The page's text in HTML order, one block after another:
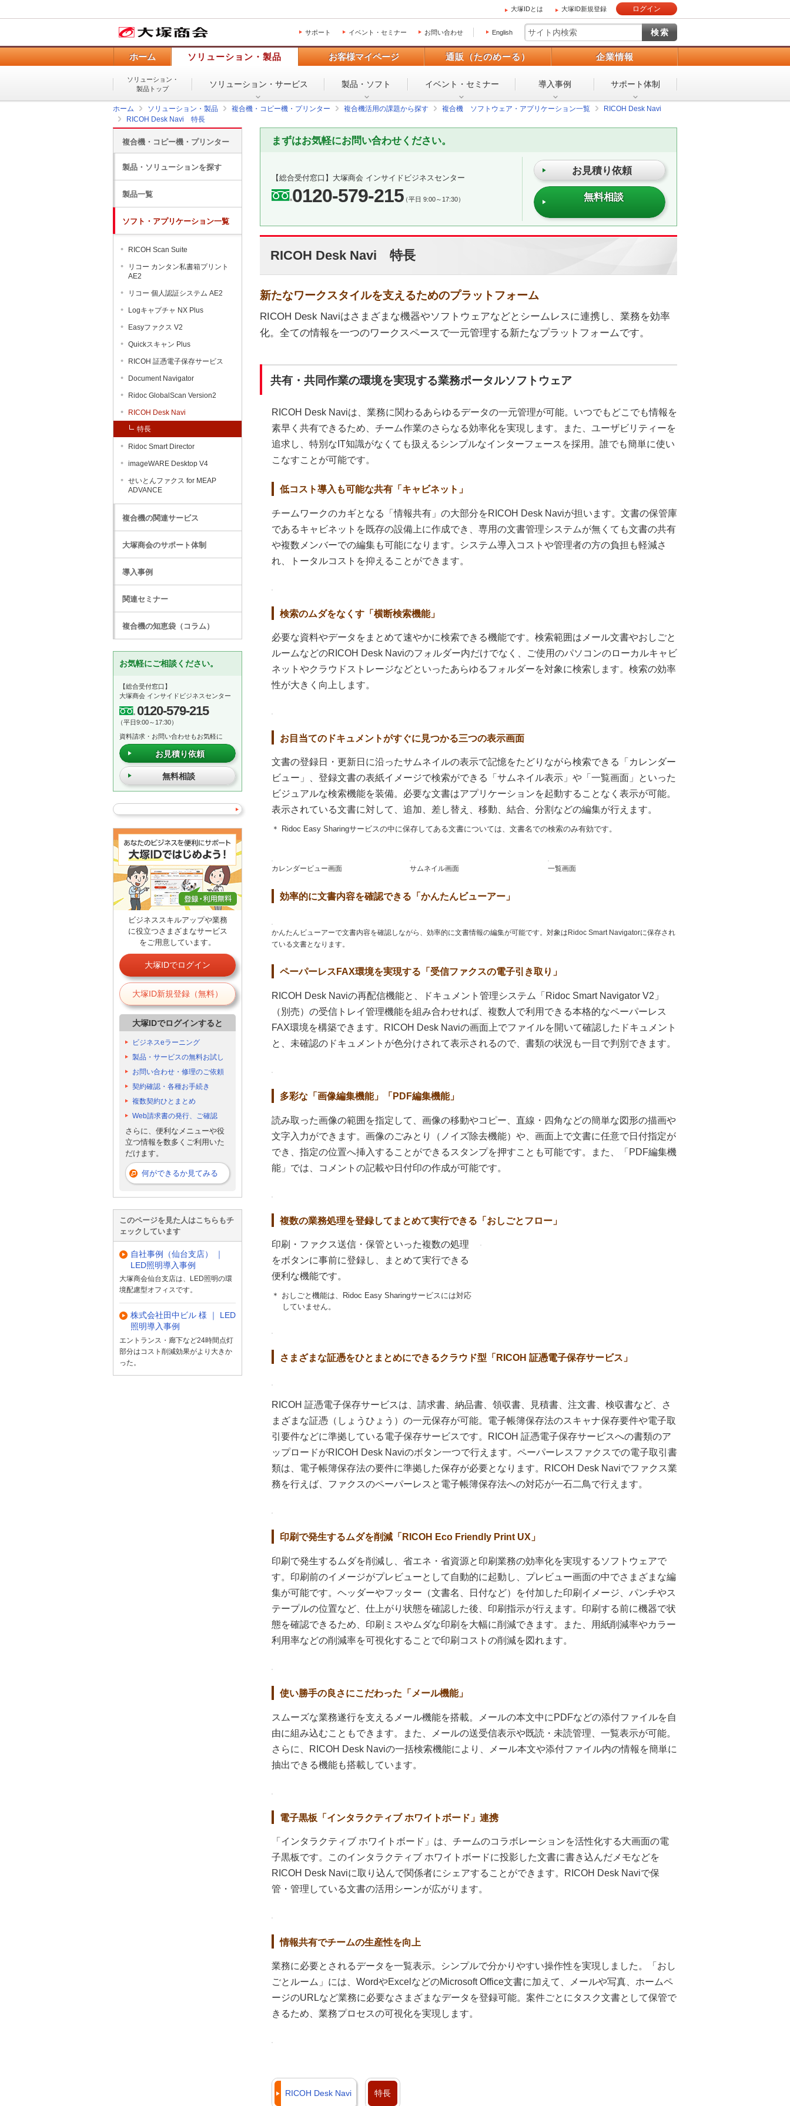
大塚IDとは 大塚ID新規登録 ログイン
サポート イベント・セミナー お問い合わせ English
ホーム ソリューション・製品 お客様マイページ 通販（たのめーる） 企業情報
ソリューション・
製品トップ
ソリューション・ サービス 製品・ソフト イベント・ セミナー 導入事例 サポート体制
ホーム ソリューション・製品 複合機・コピー機・プリンター 複合機活用の課題から探す 複合機 ソフトウェア・アプリケーション一覧
RICOH Desk Navi
RICOH Desk Navi 特長
まずはお気軽にお問い合わせください。
【総合受付窓口】 大塚商会 インサイドビジネスセンター
0120-579-215（平日 9:00～17:30）
お見積り依頼
無料相談
RICOH Desk Navi 特長
新たなワークスタイルを支えるためのプラットフォーム
RICOH Desk Naviはさまざまな機器やソフトウェアなどとシームレスに連携し、業務を効率
化。全ての情報を一つのワークスペースで一元管理する新たなプラットフォームです。
共有・共同作業の環境を実現する業務ポータルソフトウェア
RICOH Desk Naviは、業務に関わるあらゆるデータの一元管理が可能。いつでもどこでも情報を
素早く共有できるため、チーム作業のさらなる効率化を実現します。また、ユーザビリティーを
追求し、特別なIT知識がなくても扱えるシンプルなインターフェースを採用。誰でも簡単に使い
こなすことが可能です。
低コスト導入も可能な共有「キャビネット」
チームワークのカギとなる「情報共有」の大部分をRICOH Desk Naviが担います。文書の保管庫
であるキャビネットを既存の設備上に作成でき、専用の文書管理システムが無くても文書の共有
や複数メンバーでの編集も可能になります。システム導入コストや管理者の方の負担も軽減さ
れ、トータルコストを抑えることができます。
検索のムダをなくす「横断検索機能」
必要な資料やデータをまとめて速やかに検索できる機能です。検索範囲はメール文書やおしごと
ルームなどのRICOH Desk Naviのフォルダー内だけでなく、ご使用のパソコンのローカルキャビ
ネットやクラウドストレージなどといったあらゆるフォルダーを対象に検索します。検索の効率
性が大きく向上します。
お目当てのドキュメントがすぐに見つかる三つの表示画面
文書の登録日・更新日に沿ったサムネイルの表示で記憶をたどりながら検索できる「カレンダー
ビュー」、登録文書の表紙イメージで検索ができる「サムネイル表示」や「一覧画面」といった
ビジュアルな検索機能を装備。必要な文書はアプリケーションを起動することなく表示が可能。
表示されている文書に対して、追加、差し替え、移動、結合、分割などの編集が行えます。
＊ Ridoc Easy Sharingサービスの中に保存してある文書については、文書名での検索のみ有効です。
カレンダービュー画面 サムネイル画面 一覧画面
効率的に文書内容を確認できる「かんたんビューアー」
かんたんビューアーで文書内容を確認しながら、効率的に文書情報の編集が可能です。対象はRidoc Smart Navigatorに保存され
ている文書となります。
ペーパーレスFAX環境を実現する「受信ファクスの電子引き取り」
RICOH Desk Naviの再配信機能と、ドキュメント管理システム「Ridoc Smart Navigator V2」
（別売）の受信トレイ管理機能を組み合わせれば、複数人で利用できる本格的なペーパーレス
FAX環境を構築できます。RICOH Desk Naviの画面上でファイルを開いて確認したドキュメント
と、未確認のドキュメントが色分けされて表示されるので、書類の状況も一目で判別できます。
多彩な「画像編集機能」「PDF編集機能」
読み取った画像の範囲を指定して、画像の移動やコピー、直線・四角などの簡単な図形の描画や
文字入力ができます。画像のごみとり（ノイズ除去機能）や、画面上で文書に任意で日付指定が
でき、指定の位置へ挿入することができるスタンプを押すことも可能です。また、「PDF編集機
能」では、コメントの記載や日付印の作成が可能です。
複数の業務処理を登録してまとめて実行できる「おしごとフロー」
印刷・ファクス送信・保管といった複数の処理
をボタンに事前に登録し、まとめて実行できる
便利な機能です。
＊ おしごと機能は、Ridoc Easy Sharingサービスには対応
していません。
さまざまな証憑をひとまとめにできるクラウド型「RICOH 証憑電子保存サービス」
RICOH 証憑電子保存サービスは、請求書、納品書、領収書、見積書、注文書、検収書など、さ
まざまな証憑（しょうひょう）の一元保存が可能。電子帳簿保存法のスキャナ保存要件や電子取
引要件などに準拠している電子保存サービスです。RICOH 証憑電子保存サービスへの書類のア
ップロードがRICOH Desk Naviのボタン一つで行えます。ペーパーレスファクスでの電子取引書
類は、電子帳簿保存法の要件に準拠した保存が必要となります。RICOH Desk Naviでファクス業
務を行えば、ファクスのペーパーレスと電子帳簿保存法への対応が一石二鳥で行えます。
印刷で発生するムダを削減「RICOH Eco Friendly Print UX」
印刷で発生するムダを削減し、省エネ・省資源と印刷業務の効率化を実現するソフトウェアで
す。印刷前のイメージがプレビューとして自動的に起動し、プレビュー画面の中でさまざまな編
集が可能です。ヘッダーやフッター（文書名、日付など）を付加した印刷イメージ、パンチやス
テープルの位置など、仕上がり状態を確認した後、印刷指示が行えます。印刷する前に機器で状
態を確認できるため、印刷ミスやムダな印刷を大幅に削減できます。また、用紙削減率やカラー
利用率などの削減率を可視化することで印刷コストの削減を図れます。
使い勝手の良さにこだわった「メール機能」
スムーズな業務遂行を支えるメール機能を搭載。メールの本文中にPDFなどの添付ファイルを自
由に組み込むこともできます。また、メールの送受信表示や既読・未読管理、一覧表示が可能。
さらに、RICOH Desk Naviの一括検索機能により、メール本文や添付ファイル内の情報を簡単に
抽出できる機能も搭載しています。
電子黒板「インタラクティブ ホワイトボード」連携
「インタラクティブ ホワイトボード」は、チームのコラボレーションを活性化する大画面の電
子黒板です。このインタラクティブ ホワイトボードに投影した文書に書き込んだメモなどを
RICOH Desk Naviに取り込んで関係者にシェアすることができます。RICOH Desk Naviで保
管・管理している文書の活用シーンが広がります。
情報共有でチームの生産性を向上
業務に必要とされるデータを一覧表示。シンプルで分かりやすい操作性を実現しました。「おし
ごとルーム」には、WordやExcelなどのMicrosoft Office文書に加えて、メールや写真、ホームペ
ージのURLなど業務に必要なさまざまなデータを登録可能。案件ごとにタスク文書として保管で
きるため、業務プロセスの可視化を実現します。
RICOH Desk Navi 特長
複合機・コピー機・プリンター
製品・ソリューションを探す
製品一覧
ソフト・アプリケーション一覧
RICOH Scan Suite
リコー カンタン私書箱プリント
AE2
リコー 個人認証システム AE2
Logキャプチャ NX Plus
Easyファクス V2
Quickスキャン Plus
RICOH 証憑電子保存サービス
Document Navigator
Ridoc GlobalScan Version2
RICOH Desk Navi
特長
Ridoc Smart Director
imageWARE Desktop V4
せいとんファクス for MEAP
ADVANCE
複合機の関連サービス
大塚商会のサポート体制
導入事例
関連セミナー
複合機の知恵袋（コラム）
お気軽にご相談ください。
【総合受付窓口】
大塚商会 インサイドビジネスセンター
0120-579-215
（平日9:00～17:30）
資料請求・お問い合わせもお気軽に
お見積り依頼
無料相談
ビジネススキルアップや業務
に役立つさまざまなサービス
をご用意しています。
大塚IDでログイン
大塚ID新規登録（無料）
大塚IDでログインすると
ビジネスeラーニング
製品・サービスの無料お試し
お問い合わせ・修理のご依頼
契約確認・各種お手続き
複数契約ひとまとめ
Web請求書の発行、ご確認
さらに、便利なメニューや役
立つ情報を数多くご利用いた
だけます。
何ができるか見てみる
このページを見た人はこちらもチ
ェックしています
自社事例（仙台支店） ｜
LED照明導入事例
大塚商会仙台支店は、LED照明の環
境配慮型オフィスです。
株式会社田中ビル 様 ｜ LED
照明導入事例
エントランス・廊下など24時間点灯
部分はコスト削減効果がより大きか
った。